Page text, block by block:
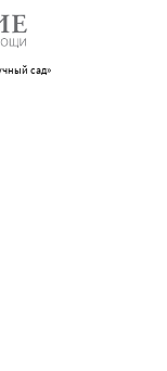
сад»